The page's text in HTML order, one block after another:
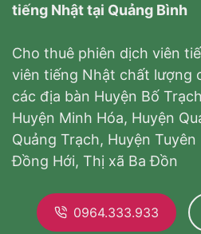
tiếng Nhật tại Quảng Bình
Cho thuê phiên dịch viên
viên tiếng Nhật chất lượng
các địa bàn Huyện Bố
Huyện Minh Hóa, Huyện
Quảng Trạch, Huyện
Đồng Hới, Thị xã Ba Đồn
0964.333.933